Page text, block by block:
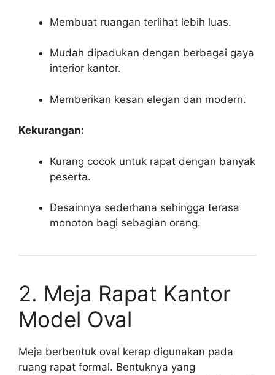
Membuat ruangan terlihat lebih luas.
Mudah dipadukan dengan berbagai gaya
interior kantor.
Memberikan kesan elegan dan modern.
Kekurangan:
Kurang cocok untuk rapat dengan banyak
peserta.
Desainnya sederhana sehingga terasa
monoton bagi sebagian orang.
2. Meja Rapat Kantor
Model Oval
Meja berbentuk oval kerap digunakan pada
ruang rapat formal. Bentuknya yang